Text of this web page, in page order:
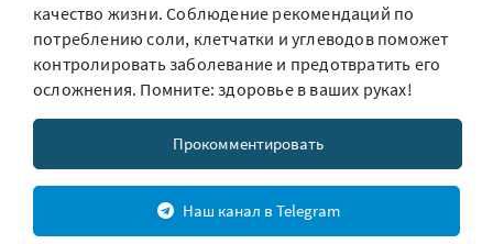
качество жизни. Соблюдение рекомендаций по
потреблению соли, клетчатки и углеводов поможет
контролировать заболевание и предотвратить его
осложнения. Помните: здоровье в ваших руках!
Прокомментировать
Наш канал в Telegram